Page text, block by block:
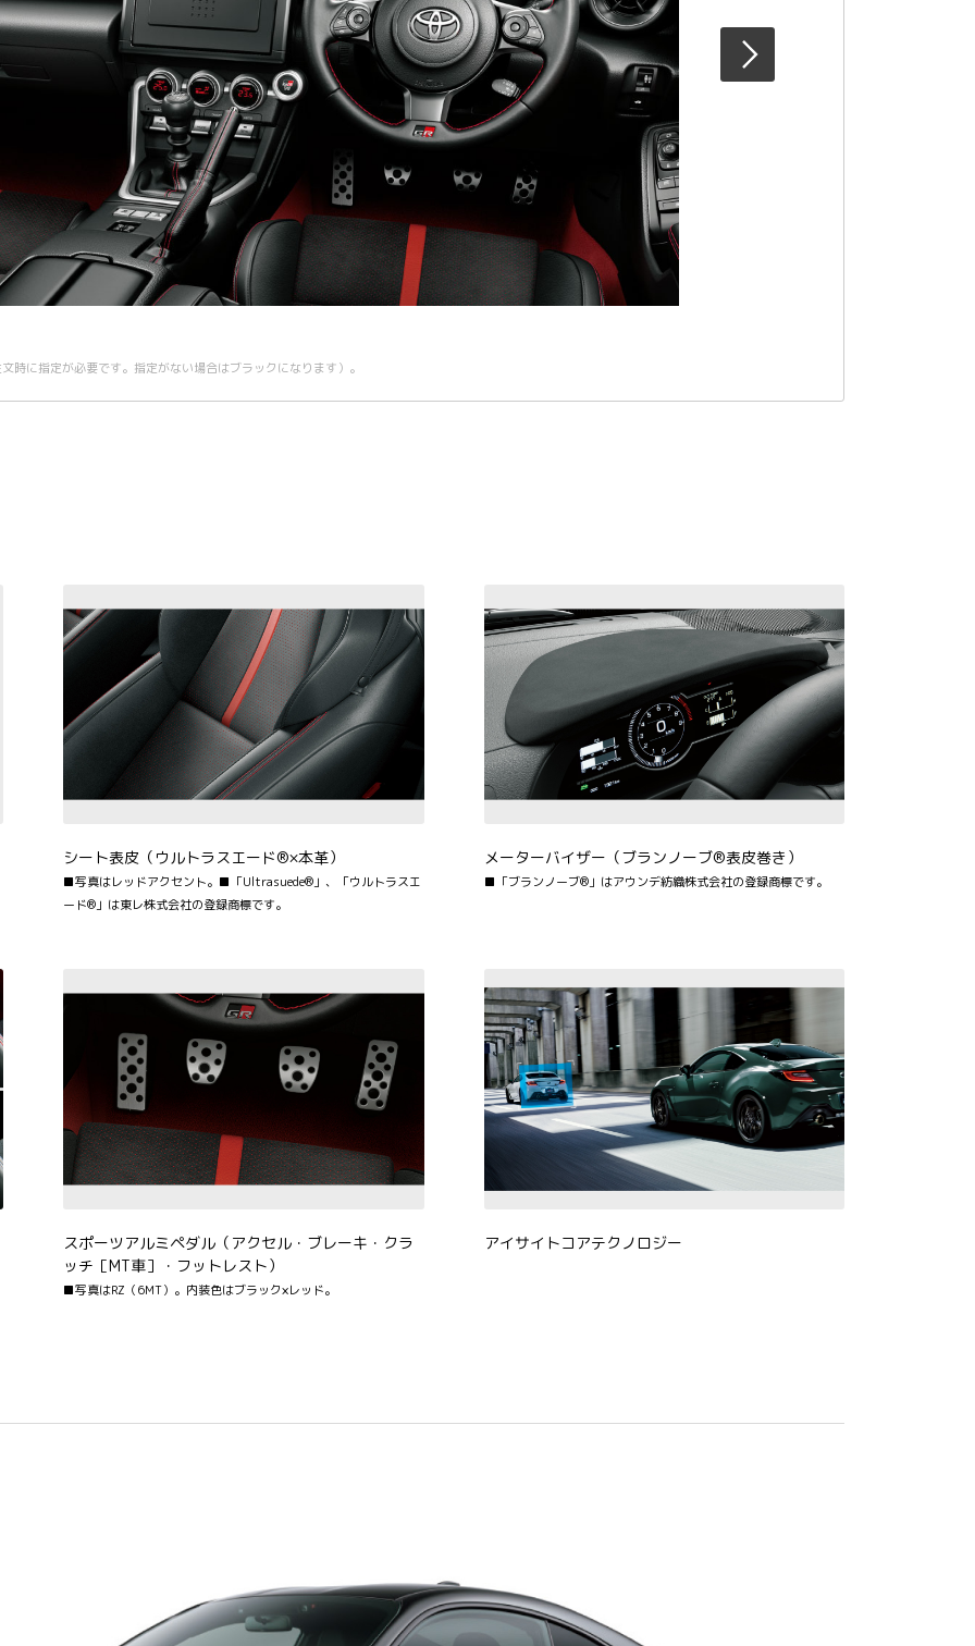
時に指定が必要です。指定がない場合はブラックになります）。
シート表皮（ウルトラスエード®×本革）
■写真はレッドアクセント。■「Ultrasuede®︎」、「ウルトラスエ
ード®」は東レ株式会社の登録商標です。
メーターバイザー（ブランノーブ®表皮巻き）
■「ブランノーブ®」はアウンデ紡織株式会社の登録商標です。
スポーツアルミペダル（アクセル・ブレーキ・クラ
ッチ［MT車］・フットレスト）
■写真はRZ（6MT）。内装色はブラック×レッド。
アイサイトコアテクノロジー